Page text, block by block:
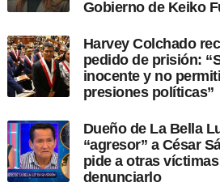
Gobierno de Keiko
Harvey Colchado
pedido de prisión:
inocente y no
presiones políticas”
Dueño de La Bella
“agresor” a César
pide a otras víctimas
denunciarlo